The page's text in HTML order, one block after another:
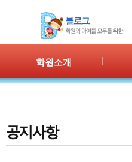
학원소개
학원시설